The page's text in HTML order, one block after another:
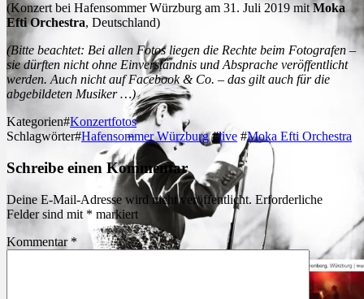
(Konzert bei Hafensommer Würzburg am 31. Juli 2019 mitMoka
Efti Orchestra, Deutschland)
(Bitte beachtet: Bei allen Fotos liegen die Rechte beim Fotografen –
sie dürften nicht ohne Einverständnis und Absprache veröffentlicht
werden. Auch nicht auf Facebook & Co. – das gilt auch für die
abgebildeten Musiker …)
Kategorien#Konzertfotos
Schlagwörter#Hafensommer Würzburg#live #Moka Efti Orchestra
Schreibe einen Kommentar
Deine E-Mail-Adresse wird nicht veröffentlicht. Erforderliche
Felder sind mit * markiert
Kommentar *